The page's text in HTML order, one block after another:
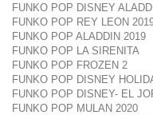
FUNKO POP DISNEY
FUNKO POP REY LEON
FUNKO POP ALADDIN 2019
FUNKO POP LA SIRENITA
FUNKO POP FROZEN 2
FUNKO POP DISNEY
FUNKO POP DISNEY- EL
FUNKO POP MULAN 2020